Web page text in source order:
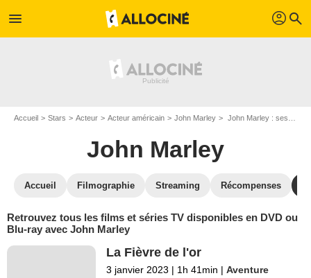
menu profil search
Accueil Stars Acteur Acteur américain John Marley John Marley : ses Blu-Ray, DVD, VOD, SVOD
John Marley
Accueil Filmographie Streaming Récompenses
Retrouvez tous les films et séries TV disponibles en DVD ou
Blu-ray avec John Marley
La Fièvre de l'or
3 janvier 2023 | 1h 41min | Aventure